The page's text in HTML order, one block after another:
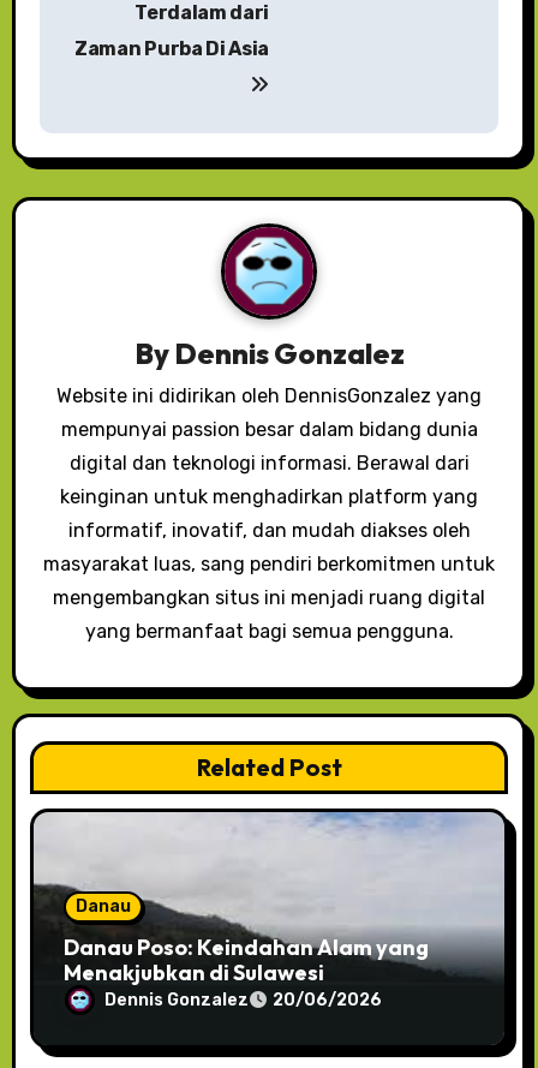
a
s
Terdalam dari
Zaman Purba Di Asia
By Dennis Gonzalez
Website ini didirikan oleh DennisGonzalez yang
mempunyai passion besar dalam bidang dunia
digital dan teknologi informasi. Berawal dari
keinginan untuk menghadirkan platform yang
informatif, inovatif, dan mudah diakses oleh
masyarakat luas, sang pendiri berkomitmen untuk
mengembangkan situs ini menjadi ruang digital
yang bermanfaat bagi semua pengguna.
Related Post
Danau
Danau Poso: Keindahan Alam yang
Menakjubkan di Sulawesi
Dennis Gonzalez 20/06/2026